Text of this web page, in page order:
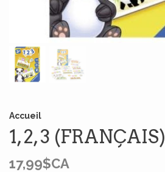
Accueil
1, 2, 3 (FRANÇAIS)
17,99$CA